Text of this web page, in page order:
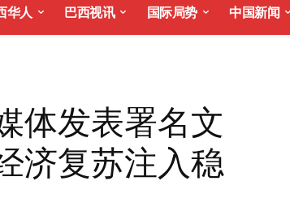
华人 巴西视讯 国际局势 中国新闻
体发表署名文
济复苏注入稳